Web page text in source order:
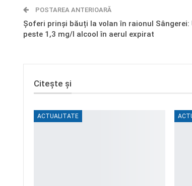
POSTAREA ANTERIOARĂ
Șoferi prinși băuți la volan în raionul Sângerei:
peste 1,3 mg/l alcool în aerul expirat
Citește și
ACTUALITATE